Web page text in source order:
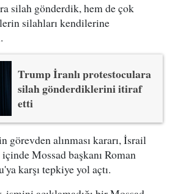
silah gönderdik, hem de çok
silahları kendilerine
Trump İranlı protestoculara
silah gönderdiklerini itiraf
etti
alınması kararı, İsrail
Mossad başkanı Roman
karşı tepkiye yol açtı.